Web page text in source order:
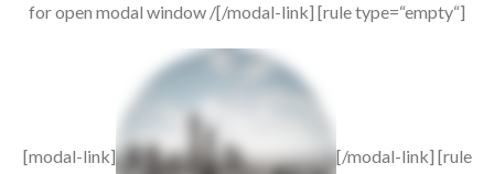
for open modal window /[/modal-link] [rule type=“empty“]
[modal-link] [/modal-link] [rule